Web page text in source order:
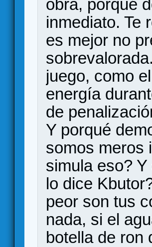
obra, porqué
inmediato. Te
es mejor no
juego, como
energía
de
Y porqué
somos meros
simula eso?
lo dice
peor son tus
nada, si el
botella de ron